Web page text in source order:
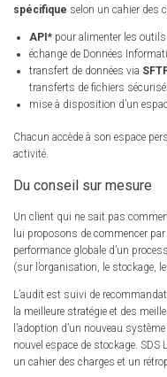
spécifique selon un cahier des
API* pour alimenter les outils
échange de Données
transfert de données via
transferts de fichiers
mise à disposition d’un
Chacun accède à son espace
activité.
Du conseil sur mesure
Un client qui ne sait pas
lui proposons de commencer
performance globale d’un
(sur l’organisation, le stockage,
L’audit est suivi de
la meilleure stratégie et des
l’adoption d’un nouveau
nouvel espace de stockage.
un cahier des charges et un